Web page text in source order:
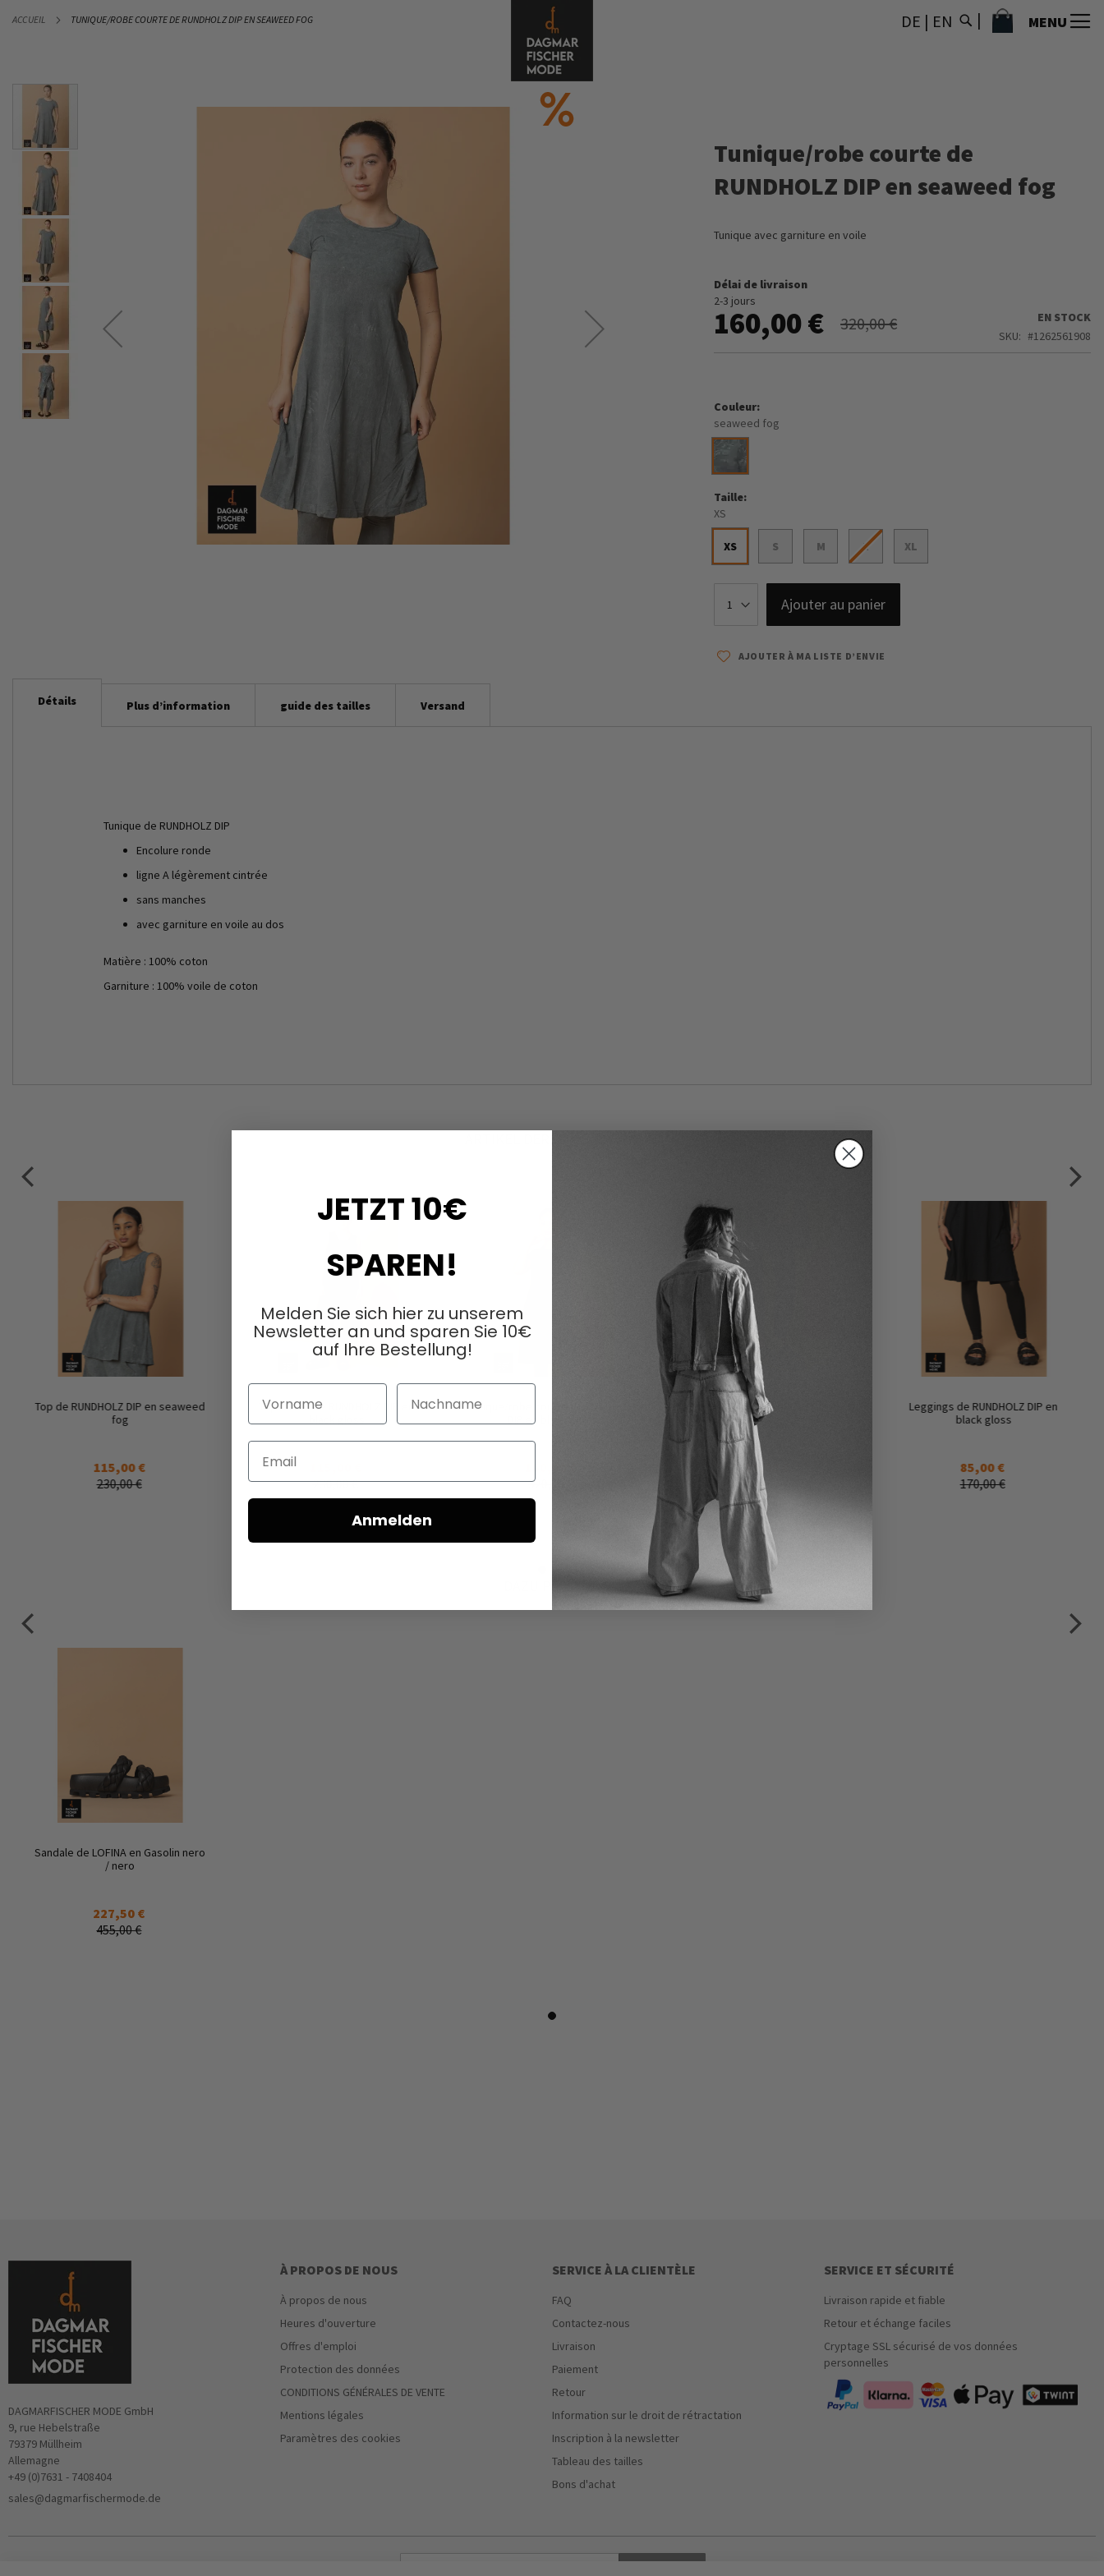
ACCUEIL TUNIQUE/ROBE COURTE DE RUNDHOLZ DIP EN SEAWEED FOG
AU
DE | EN MENU
MON PANIER
end
images
gallery
gallery
Tunique/robe courte de
RUNDHOLZ DIP en seaweed fog
Tunique avec garniture en voile
Délai de livraison
2-3 jours
160,00 € 320,00 €
EN STOCK
SKU
1262561908
Couleur
seaweed fog
Taille
XS
XS S M L XL
Ajouter au panier
AJOUTER À MA LISTE D’ENVIE
Détails
Tunique de RUNDHOLZ DIP
Encolure ronde
ligne A légèrement cintrée
sans manches
avec garniture en voile au dos
Matière : 100% coton
Garniture : 100% voile de coton
Plus d’information guide des tailles Versand
Top de RUNDHOLZ DIP en seaweed
fog
115,00 €
230,00 €
Top raffiné de RUNDHOLZ DIP en
230,00 €
Tunique/robe courte de RUNDHOLZ
DIP en black gloss
320,00 €
Leggings de RUNDHOLZ DIP en
ambre fog & seaweed fog
85,00 €
170,00 €
Leggings de RUNDHOLZ DIP en
black gloss
85,00 €
170,00 €
Sandale de LOFINA en Gasolin nero
/ nero
227,50 €
455,00 €
DAGMARFISCHER MODE GmbH
9, rue Hebelstraße
79379 Müllheim
Allemagne
+49 (0)7631 - 7408404
sales@dagmarfischermode.de
À PROPOS DE NOUS
À propos de nous
Heures d'ouverture
Offres d'emploi
Protection des données
CONDITIONS GÉNÉRALES DE VENTE
Mentions légales
Paramètres des cookies
SERVICE À LA CLIENTÈLE
FAQ
Contactez-nous
Livraison
Paiement
Retour
Information sur le droit de rétractation
Inscription à la newsletter
Tableau des tailles
Bons d'achat
SERVICE ET SÉCURITÉ
Livraison rapide et fiable
Retour et échange faciles
Cryptage SSL sécurisé de vos données
personnelles
JETZT 10€
SPAREN!
Melden Sie sich hier zu unserem
Newsletter an und sparen Sie 10€
auf Ihre Bestellung!
Vorname Nachname
Email
Anmelden